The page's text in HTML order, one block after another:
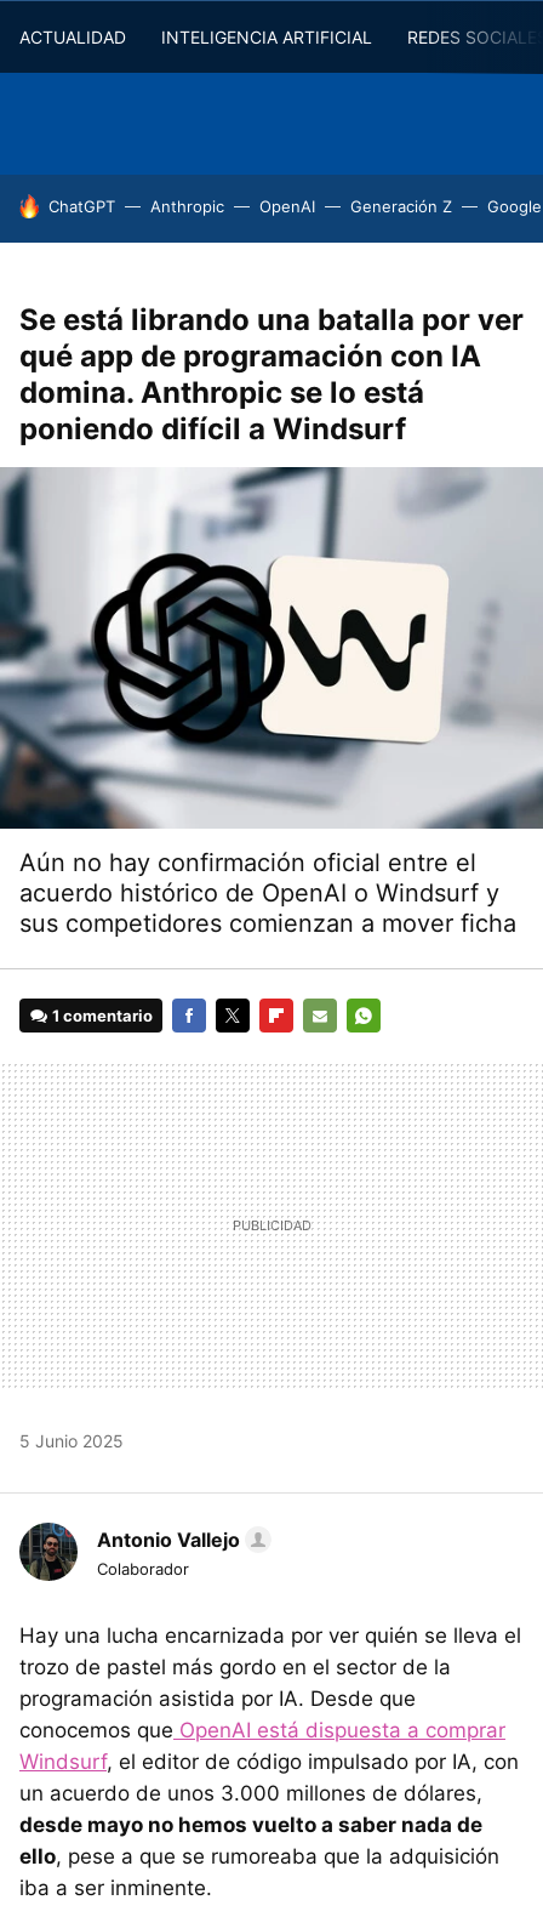
ACTUALIDAD INTELIGENCIA ARTIFICIAL REDES
HOY SE HABLA DE
ChatGPT Anthropic OpenAI Generación Z
Se está librando una batalla por ver
qué app de programación con IA
domina. Anthropic se lo está
poniendo difícil a Windsurf
Aún no hay confirmación oficial entre el
acuerdo histórico de OpenAI o Windsurf y
sus competidores comienzan a mover ficha
1 comentario
MAIL
5 Junio 2025
Antonio Vallejo
Colaborador
Hay una lucha encarnizada por ver quién se lleva el
trozo de pastel más gordo en el sector de la
programación asistida por IA. Desde que
conocemos que OpenAI está dispuesta a comprar
Windsurf, el editor de código impulsado por IA, con
un acuerdo de unos 3.000 millones de dólares,
desde mayo no hemos vuelto a saber nada de
ello, pese a que se rumoreaba que la adquisición
iba a ser inminente.